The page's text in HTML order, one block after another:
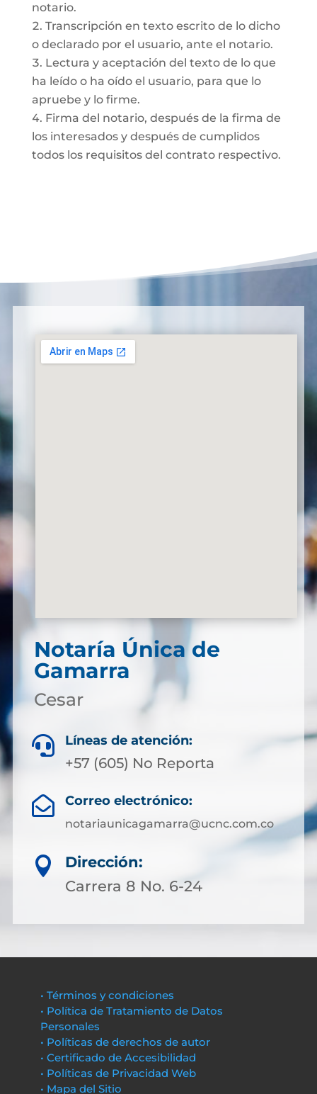
notario.
Transcripción en texto escrito de lo dicho
o declarado por el usuario, ante el notario.
Lectura y aceptación del texto de lo que
ha leído o ha oído el usuario, para que lo
apruebe y lo firme.
Firma del notario, después de la firma de
los interesados y después de cumplidos
todos los requisitos del contrato respectivo.
Notaría Única de
Gamarra
Cesar
 Líneas de atención:
+57 (605) No Reporta
 Correo electrónico:
notariaunicagamarra@ucnc.com.co

Dirección:
Carrera 8 No. 6-24
• Términos y condiciones
• Política de Tratamiento de Datos
Personales
• Políticas de derechos de autor
• Certificado de Accesibilidad
• Políticas de Privacidad Web
• Mapa del Sitio